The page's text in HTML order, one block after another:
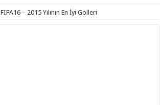
FIFA16 – 2015 Yılının En İyi Golleri